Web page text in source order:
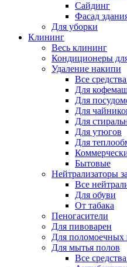
Сайдинг
Фасад
Для уборки
Клининг
Весь клининг
Кондиционеры
Удаление накипи
Все
Для
Для
Для
Для
Для утюгов
Для
Бытовые
Нейтрализаторы
Все
Для обуви
От табака
Пеногасители
Для пивоварен
Для
Для мытья полов
Все